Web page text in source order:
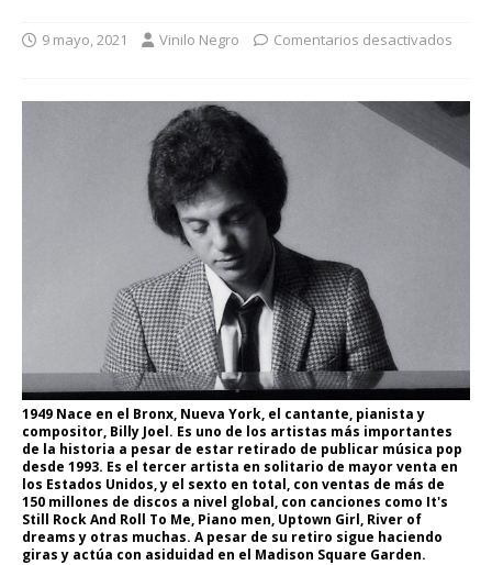
9 mayo, 2021 Vinilo Negro Comentarios desactivados
1949 Nace en el Bronx, Nueva York, el cantante, pianista y
compositor, Billy Joel. Es uno de los artistas más importantes
de la historia a pesar de estar retirado de publicar música pop
desde 1993. Es el tercer artista en solitario de mayor venta en
los Estados Unidos, y el sexto en total, con ventas de más de
150 millones de discos a nivel global, con canciones como It's
Still Rock And Roll To Me, Piano men, Uptown Girl, River of
dreams y otras muchas. A pesar de su retiro sigue haciendo
giras y actúa con asiduidad en el Madison Square Garden.